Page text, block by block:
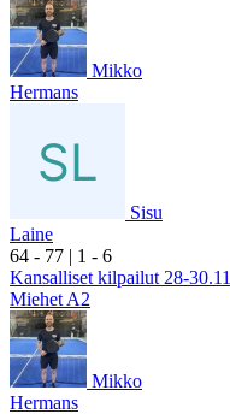
Mikko
Hermans
Sisu
Laine
64 - 77 | 1 - 6
Kansalliset kilpailut 28-
Miehet A2
Mikko
Hermans